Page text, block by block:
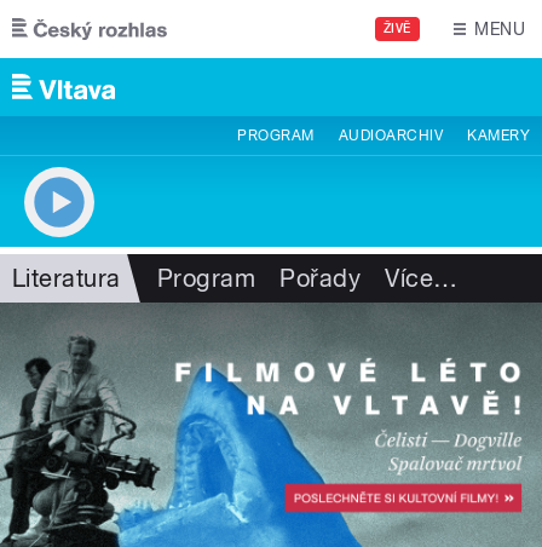
Přejít k hlavnímu obsahu
ŽIVĚ MENU
PROGRAM AUDIOARCHIV KAMERY
Literatura Program Pořady Více…